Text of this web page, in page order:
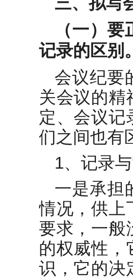
（一）
记录的区别。
会议纪要
关会议的精
定、会议记
们之间也有
1、记录
一是承担
情况，供上
要求，一般
的权威性，
识，它的决